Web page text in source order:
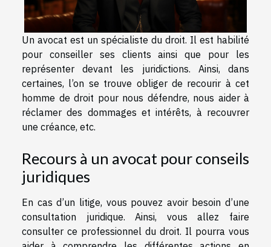
Un avocat est un spécialiste du droit. Il est habilité
pour conseiller ses clients ainsi que pour les
représenter devant les juridictions. Ainsi, dans
certaines, l’on se trouve obliger de recourir à cet
homme de droit pour nous défendre, nous aider à
réclamer des dommages et intérêts, à recouvrer
une créance, etc.
Recours à un avocat pour conseils
juridiques
En cas d’un litige, vous pouvez avoir besoin d’une
consultation juridique. Ainsi, vous allez faire
consulter ce professionnel du droit. Il pourra vous